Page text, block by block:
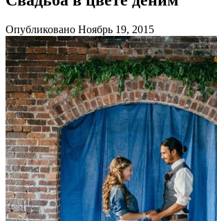
Опубликовано Ноябрь 19, 2015